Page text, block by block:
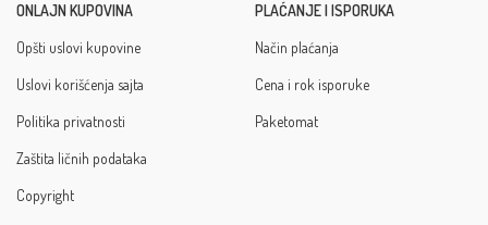
ONLAJN KUPOVINA
Opšti uslovi kupovine
Uslovi korišćenja sajta
Politika privatnosti
Zaštita ličnih podataka
Copyright
PLAĆANJE I ISPORUKA
Način plaćanja
Cena i rok isporuke
Paketomat